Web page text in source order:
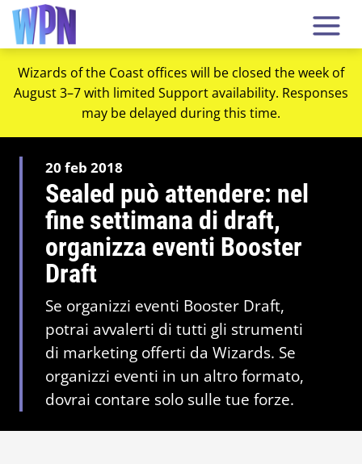
Wizards of the Coast offices will be closed the week of
August 3–7 with limited Support availability. Responses
may be delayed during this time.
20 feb 2018
Sealed può attendere: nel
fine settimana di draft,
organizza eventi Booster
Draft
Se organizzi eventi Booster Draft,
potrai avvalerti di tutti gli strumenti
di marketing offerti da Wizards. Se
organizzi eventi in un altro formato,
dovrai contare solo sulle tue forze.